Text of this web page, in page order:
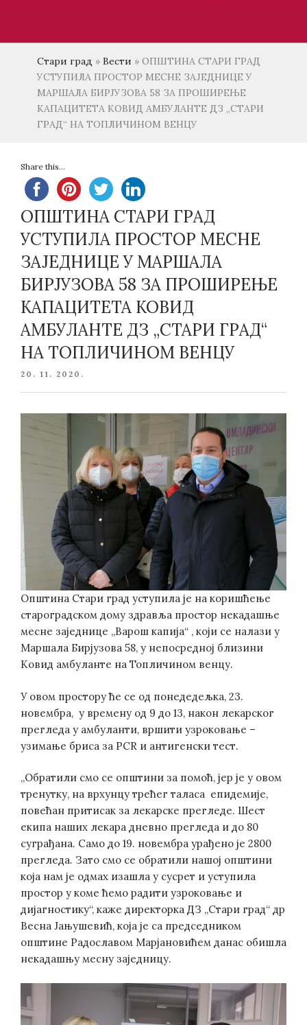
Стари град » Вести » ОПШТИНА СТАРИ ГРАД
УСТУПИЛА ПРОСТОР МЕСНЕ ЗАЈЕДНИЦЕ У
МАРШАЛА БИРЈУЗОВА 58 ЗА ПРОШИРЕЊЕ
КАПАЦИТЕТА КОВИД АМБУЛАНТЕ ДЗ „СТАРИ
ГРАД“ НА ТОПЛИЧИНОМ ВЕНЦУ
Share this...
ОПШТИНА СТАРИ ГРАД
УСТУПИЛА ПРОСТОР МЕСНЕ
ЗАЈЕДНИЦЕ У МАРШАЛА
БИРЈУЗОВА 58 ЗА ПРОШИРЕЊЕ
КАПАЦИТЕТА КОВИД
АМБУЛАНТЕ ДЗ „СТАРИ ГРАД“
НА ТОПЛИЧИНОМ ВЕНЦУ
POSTED
20. 11. 2020.
Општина Стари град уступила је на коришћење
староградском дому здравља простор некадашње
месне заједнице „Варош капија“ , који се налази у
Маршала Бирјузова 58, у непосредној близини
Ковид амбуланте на Топличином венцу.
У овом простору ће се од понедедељка, 23.
новембра, у времену од 9 до 13, након лекарског
прегледа у амбуланти, вршити узроковање –
узимање бриса за PCR и антигенски тест.
„Обратили смо се општини за помоћ, јер је у овом
тренутку, на врхунцу трећег таласа епидемије,
повећан притисак за лекарске прегледе. Шест
екипа наших лекара дневно прегледа и до 80
суграђана. Само до 19. новембра урађено је 2800
прегледа. Зато смо се обратили нашој општини
која нам је одмах изашла у сусрет и уступила
простор у коме ћемо радити узроковање и
дијагностику“, каже директорка ДЗ „Стари град“ др
Весна Јањушевић, која је са председником
општине Радославом Марјановићем данас обишла
некадашњу месну заједницу.